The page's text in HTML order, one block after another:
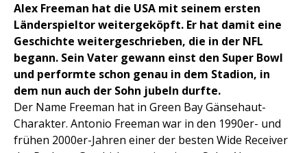
Alex Freeman hat die USA mit seinem ersten
Länderspieltor weitergeköpft. Er hat damit eine
Geschichte weitergeschrieben, die in der NFL
begann. Sein Vater gewann einst den Super Bowl
und performte schon genau in dem Stadion, in
dem nun auch der Sohn jubeln durfte.
Der Name Freeman hat in Green Bay Gänsehaut-
Charakter. Antonio Freeman war in den 1990er- und
frühen 2000er-Jahren einer der besten Wide Receiver